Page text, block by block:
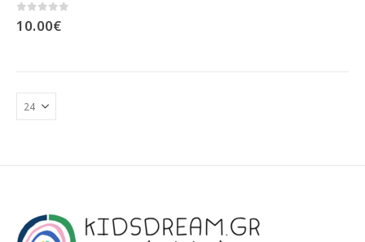
0 out of 5
10.00€